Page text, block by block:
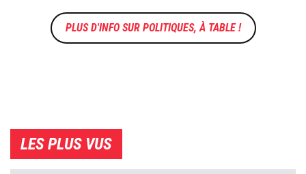
POLITIQUES, À TABLE !
LES PLUS VUS